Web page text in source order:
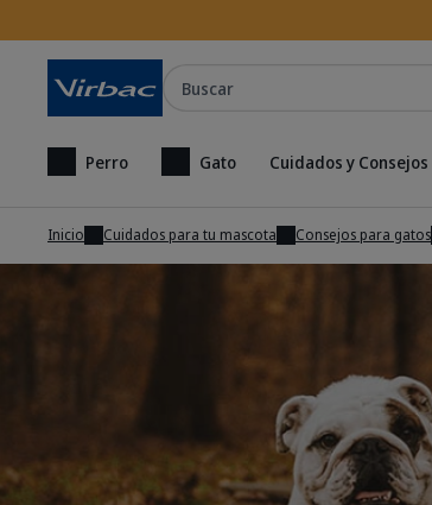
Perro Gato Cuidados y Consejos
Inicio Cuidados para tu mascota Consejos para gatos